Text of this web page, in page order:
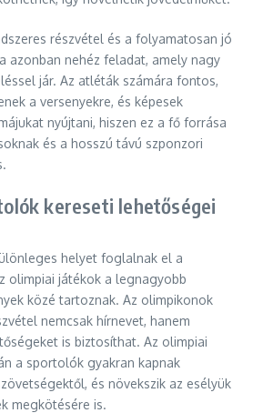
részvétel és a folyamatosan jó
azonban nehéz feladat, amely nagy
jár. Az atléták számára fontos,
a versenyekre, és képesek
nyújtani, hiszen ez a fő forrása
és a hosszú távú szponzori
kereseti lehetőségei
helyet foglalnak el a
olimpiai játékok a legnagyobb
közé tartoznak. Az olimpikonok
nemcsak hírnevet, hanem
is biztosíthat. Az olimpiai
a sportolók gyakran kapnak
és növekszik az esélyük
megkötésére is.